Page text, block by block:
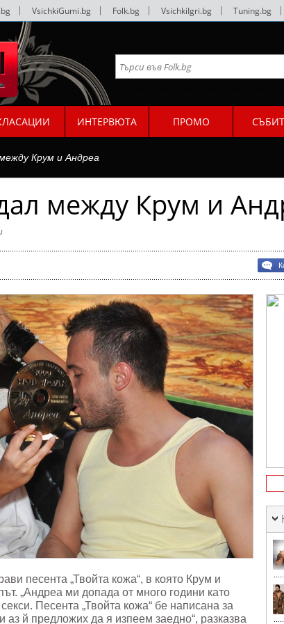
VsichkiGumi.bg Folk.bg VsichkiIgri.bg Tuning.bg
ИНТЕРВЮТА ПРОМО
Крум и Андреа
между Крум и
песента „Твойта кожа“, в която Крум и
„Андреа ми допада от много години като
Песента „Твойта кожа“ бе написана за
й предложих да я изпеем заедно“, разказва